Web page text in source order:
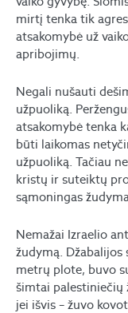
mirtį tenka tik
atsakomybė už
apribojimų.
Negali nušauti
užpuoliką.
atsakomybė tenka
būti laikomas
užpuoliką. Tačiau
kristų ir suteiktų
sąmoningas
Nemažai Izraelio
žudymą.
metrų plote, buvo
šimtai palestiniečių
jei išvis – žuvo